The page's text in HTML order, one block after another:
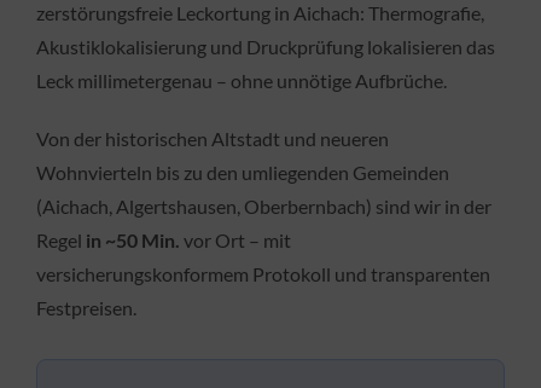
zerstörungsfreie Leckortung in Aichach: Thermografie,
Akustiklokalisierung und Druckprüfung lokalisieren das
Leck millimetergenau – ohne unnötige Aufbrüche.
Von der historischen Altstadt und neueren
Wohnvierteln bis zu den umliegenden Gemeinden
(Aichach, Algertshausen, Oberbernbach) sind wir in der
Regel in ~50 Min. vor Ort – mit
versicherungskonformem Protokoll und transparenten
Festpreisen.